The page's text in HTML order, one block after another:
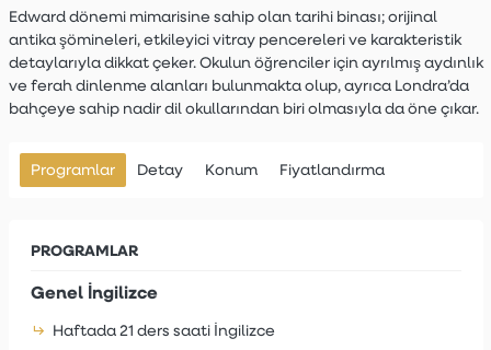
Edward dönemi mimarisine sahip olan tarihi binası; orijinal
antika şömineleri, etkileyici vitray pencereleri ve karakteristik
detaylarıyla dikkat çeker. Okulun öğrenciler için ayrılmış aydınlık
ve ferah dinlenme alanları bulunmakta olup, ayrıca Londra’da
bahçeye sahip nadir dil okullarından biri olmasıyla da öne çıkar.
Programlar Detay Konum Fiyatlandırma
PROGRAMLAR
Genel İngilizce
Haftada 21 ders saati İngilizce